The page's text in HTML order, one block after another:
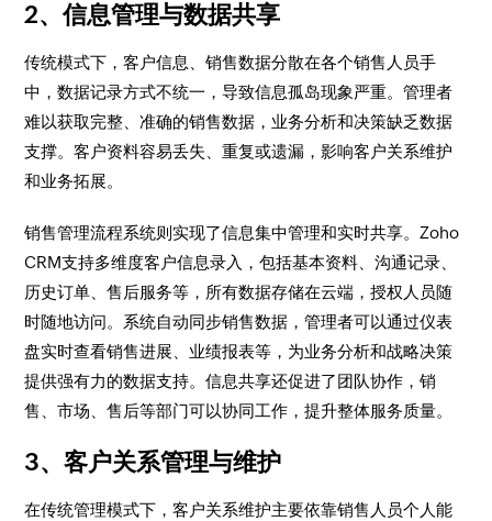
2、信息管理与数据共享
传统模式下，客户信息、销售数据分散在各个销售人员手
中，数据记录方式不统一，导致信息孤岛现象严重。管理者
难以获取完整、准确的销售数据，业务分析和决策缺乏数据
支撑。客户资料容易丢失、重复或遗漏，影响客户关系维护
和业务拓展。
销售管理流程系统则实现了信息集中管理和实时共享。Zoho
CRM支持多维度客户信息录入，包括基本资料、沟通记录、
历史订单、售后服务等，所有数据存储在云端，授权人员随
时随地访问。系统自动同步销售数据，管理者可以通过仪表
盘实时查看销售进展、业绩报表等，为业务分析和战略决策
提供强有力的数据支持。信息共享还促进了团队协作，销
售、市场、售后等部门可以协同工作，提升整体服务质量。
3、客户关系管理与维护
在传统管理模式下，客户关系维护主要依靠销售人员个人能